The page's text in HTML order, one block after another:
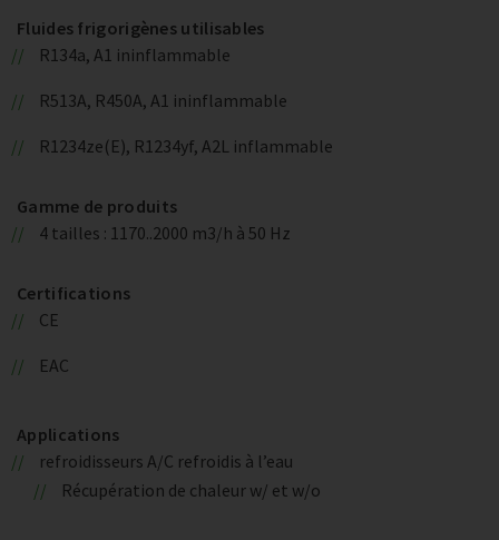
Fluides frigorigènes utilisables
R134a, A1 ininflammable
R513A, R450A, A1 ininflammable
R1234ze(E), R1234yf, A2L inflammable
Gamme de produits
4 tailles : 1170..2000 m3/h à 50 Hz
Certifications
CE
EAC
Applications
refroidisseurs A/C refroidis à l’eau
Récupération de chaleur w/ et w/o